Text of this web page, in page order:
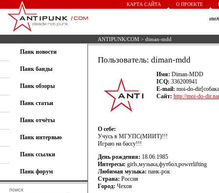
КАРТА САЙТА О ПРОЕКТЕ
ANTIPUNK/COM > diman-mdd
Панк новости
Панк банды
Панк обзоры
Панк статьи
Панк отчёты
Панк интервью
Панк ссылки
Панк форум
поиск
Пользователь: diman-mdd
Имя: Diman-MDD
ICQ: 336200941
E-mail: moi-do-
Сайт: http://moi-do-
О себе:
Учусь в МГУПС(МИИТ)!!!
Играю на бассу!!!
День рождения: 18.06.1985
Интересы: girls,музыка,футбол,powerlifting
Любимая музыка: панк-рок
Страна: Россия
Город: Чехов